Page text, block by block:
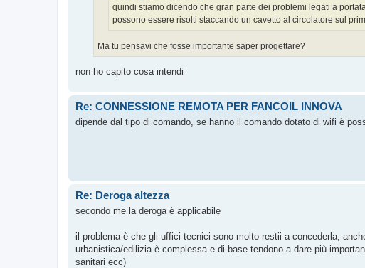
quindi stiamo dicendo che gran parte dei problemi legati a
possono essere risolti staccando un cavetto al circolatore sul
Ma tu pensavi che fosse importante saper progettare?
non ho capito cosa intendi
Re: CONNESSIONE REMOTA PER FANCOIL INNOVA
dipende dal tipo di comando, se hanno il comando dotato di wifi è
Re: Deroga altezza
secondo me la deroga è applicabile
il problema è che gli uffici tecnici sono molto restii a concederla,
urbanistica/edilizia è complessa e di base tendono a dare più
sanitari ecc)